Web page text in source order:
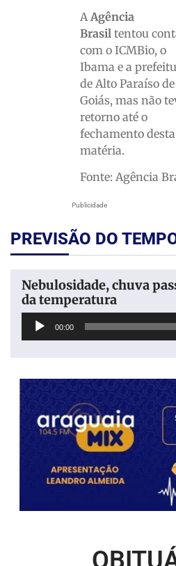
Publicidade
A Agência
Brasil tentou
com o ICMBio, o
Ibama e a
de Alto Paraíso de
Goiás, mas não
retorno até o
fechamento desta
matéria.
Fonte: Agência
PREVISÃO DO
Nebulosidade, chuva
da temperatura
Tocador
00:00